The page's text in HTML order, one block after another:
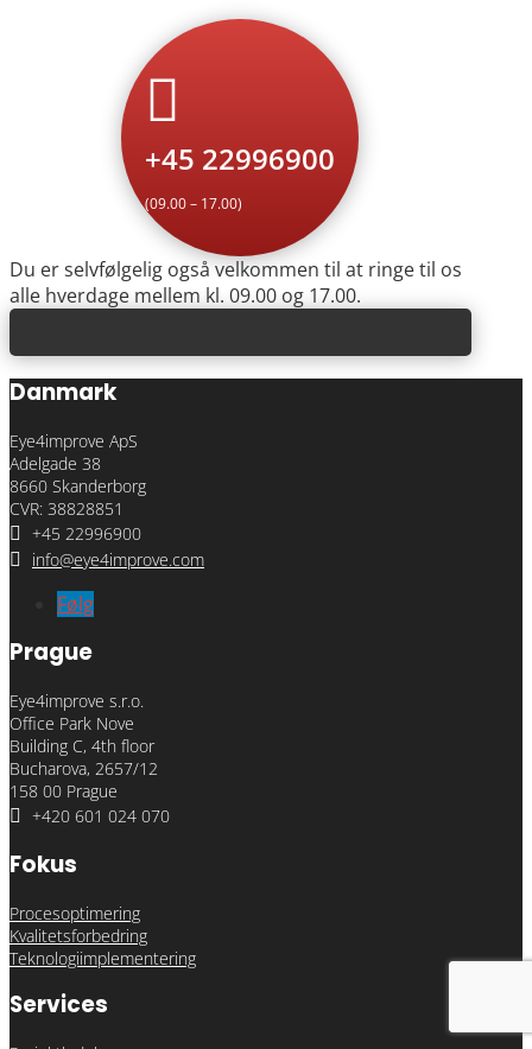

+45 22996900
(09.00 – 17.00)
Du er selvfølgelig også velkommen til at ringe til os
alle hverdage mellem kl. 09.00 og 17.00.
Danmark
Eye4improve ApS
Adelgade 38
8660 Skanderborg
CVR: 38828851
 +45 22996900
 info@eye4improve.com
Følg
Prague
Eye4improve s.r.o.
Office Park Nove
Building C, 4th floor
Bucharova, 2657/12
158 00 Prague
 +420 601 024 070
Fokus
Procesoptimering
Kvalitetsforbedring
Teknologiimplementering
Services